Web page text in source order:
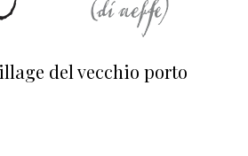
del vecchio porto